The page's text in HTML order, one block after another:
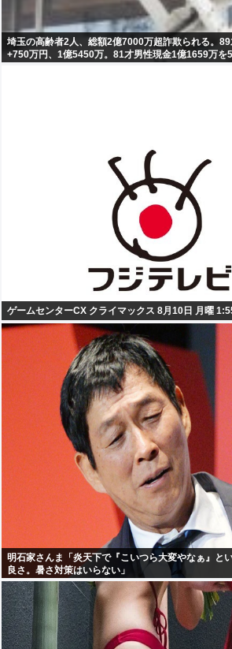
埼玉の高齢者2人、総額2億7000万超詐欺られる。89
+750万円、1億5450万。81才男性現金1億1659万を
ゲームセンターCX クライマックス 8月10日 月曜
明石家さんま「炎天下で『こいつら大変やなぁ』と
良さ。暑さ対策はいらない」